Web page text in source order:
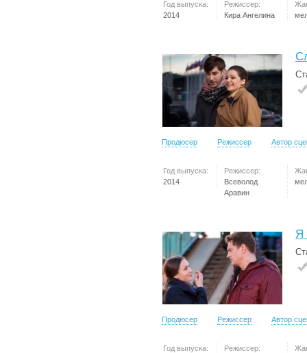
Год выпуска:
2014
Режиссер:
Кира Ангелина
Продюсер Режиссер Автор
Год выпуска:
2014
Режиссер:
Всеволод
Аравин
Я
Продюсер Режиссер Автор
Год выпуска:
Режиссер: